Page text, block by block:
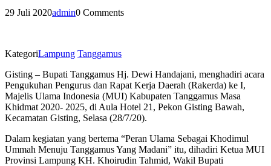
29 Juli 2020admin0 Comments
KategoriLampung Tanggamus
Gisting – Bupati Tanggamus Hj. Dewi Handajani, menghadiri acara
Pengukuhan Pengurus dan Rapat Kerja Daerah (Rakerda) ke I,
Majelis Ulama Indonesia (MUI) Kabupaten Tanggamus Masa
Khidmat 2020- 2025, di Aula Hotel 21, Pekon Gisting Bawah,
Kecamatan Gisting, Selasa (28/7/20).
Dalam kegiatan yang bertema “Peran Ulama Sebagai Khodimul
Ummah Menuju Tanggamus Yang Madani” itu, dihadiri Ketua MUI
Provinsi Lampung KH. Khoirudin Tahmid, Wakil Bupati